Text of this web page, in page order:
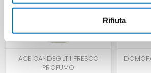
Rifiuta
ACE CANDEG.LT.1 FRESCO
PROFUMO